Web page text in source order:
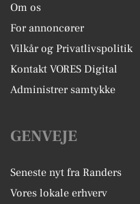
Om os
For annoncører
Vilkår og Privatlivspolitik
Kontakt VORES Digital
Administrer samtykke
GENVEJE
Seneste nyt fra Randers
Vores lokale erhverv